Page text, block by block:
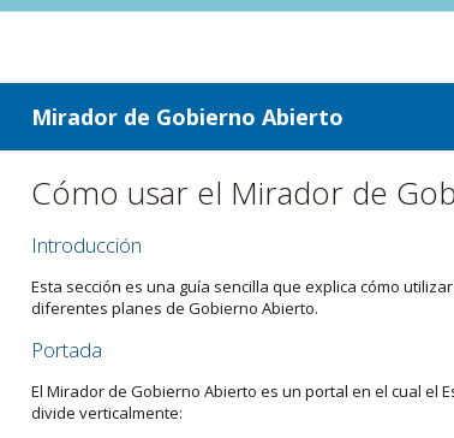
ir a contenido
ir al menú
Mirador de Gobierno Abierto
Cómo usar el Mirador de
Introducción
Esta sección es una guía sencilla que explica cómo
diferentes planes de Gobierno Abierto.
Portada
El Mirador de Gobierno Abierto es un portal en el cual
divide verticalmente: